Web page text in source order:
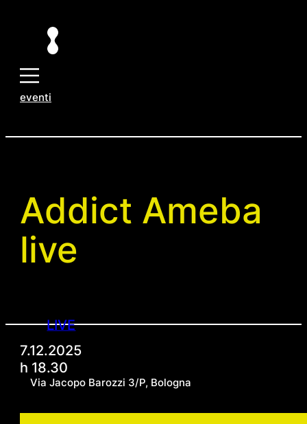
contenuto
LIVE
7.12.2025
h 18.30
Via Jacopo Barozzi 3/P, Bologna
eventi
Addict Ameba
live